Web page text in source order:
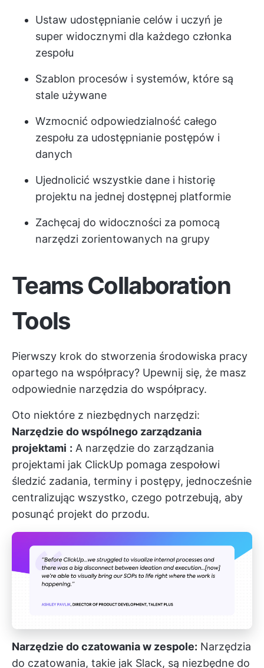
Ustaw udostępnianie celów i uczyń je
super widocznymi dla każdego członka
zespołu
Szablon procesów i systemów, które są
stale używane
Wzmocnić odpowiedzialność całego
zespołu za udostępnianie postępów i
danych
Ujednolicić wszystkie dane i historię
projektu na jednej dostępnej platformie
Zachęcaj do widoczności za pomocą
narzędzi zorientowanych na grupy
Teams Collaboration
Tools
Pierwszy krok do stworzenia środowiska pracy
opartego na współpracy? Upewnij się, że masz
odpowiednie narzędzia do współpracy.
Oto niektóre z niezbędnych narzędzi:
Narzędzie do wspólnego zarządzania
projektami : A narzędzie do zarządzania
projektami jak ClickUp pomaga zespołowi
śledzić zadania, terminy i postępy, jednocześnie
centralizując wszystko, czego potrzebują, aby
posunąć projekt do przodu.
Narzędzie do czatowania w zespole: Narzędzia
do czatowania, takie jak Slack, są niezbędne do